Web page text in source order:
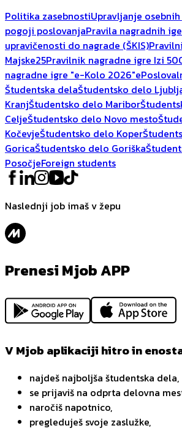
Politika zasebnostiUpravljanje
pogoji poslovanjaPravila nagradnih
upravičenosti do nagrade (ŠKIS)
Majske25Pravilnik nagradne igre Izi
nagradne igre "e-Kolo 2026"
Študentska delaŠtudentsko delo
KranjŠtudentsko delo Maribor
CeljeŠtudentsko delo Novo mesto
KočevjeŠtudentsko delo Koper
GoricaŠtudentsko delo Goriška
PosočjeForeign students
Naslednji job imaš v žepu
Prenesi Mjob APP
V Mjob aplikaciji hitro in
najdeš najboljša študentska dela,
se prijaviš na odprta delovna
naročiš napotnico,
pregleduješ svoje zaslužke,